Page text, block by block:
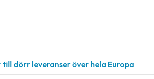
dörr leveranser över hela Europa